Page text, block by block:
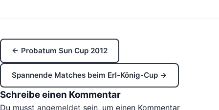
← Probatum Sun Cup 2012
Spannende Matches beim Erl-König-Cup →
Schreibe einen Kommentar
Du musst angemeldet sein, um einen Kommentar